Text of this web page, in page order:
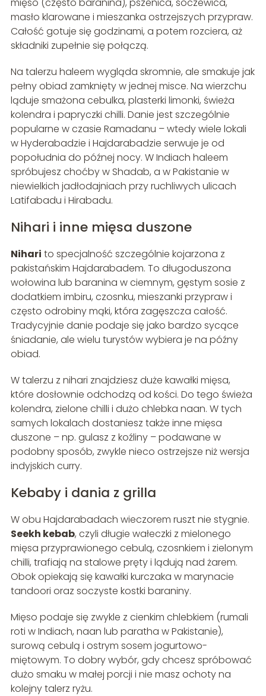
masło klarowane i mieszanka ostrzejszych przypraw.
Całość gotuje się godzinami, a potem rozciera, aż
składniki zupełnie się połączą.
Na talerzu haleem wygląda skromnie, ale smakuje jak
pełny obiad zamknięty w jednej misce. Na wierzchu
ląduje smażona cebulka, plasterki limonki, świeża
kolendra i papryczki chilli. Danie jest szczególnie
popularne w czasie Ramadanu – wtedy wiele lokali
w Hyderabadzie i Hajdarabadzie serwuje je od
popołudnia do późnej nocy. W Indiach haleem
spróbujesz choćby w Shadab, a w Pakistanie w
niewielkich jadłodajniach przy ruchliwych ulicach
Latifabadu i Hirabadu.
Nihari i inne mięsa duszone
Nihari to specjalność szczególnie kojarzona z
pakistańskim Hajdarabadem. To długoduszona
wołowina lub baranina w ciemnym, gęstym sosie z
dodatkiem imbiru, czosnku, mieszanki przypraw i
często odrobiny mąki, która zagęszcza całość.
Tradycyjnie danie podaje się jako bardzo sycące
śniadanie, ale wielu turystów wybiera je na późny
obiad.
W talerzu z nihari znajdziesz duże kawałki mięsa,
które dosłownie odchodzą od kości. Do tego świeża
kolendra, zielone chilli i dużo chlebka naan. W tych
samych lokalach dostaniesz także inne mięsa
duszone – np. gulasz z koźliny – podawane w
podobny sposób, zwykle nieco ostrzejsze niż wersja
indyjskich curry.
Kebaby i dania z grilla
W obu Hajdarabadach wieczorem ruszt nie stygnie.
Seekh kebab, czyli długie wałeczki z mielonego
mięsa przyprawionego cebulą, czosnkiem i zielonym
chilli, trafiają na stalowe pręty i lądują nad żarem.
Obok opiekają się kawałki kurczaka w marynacie
tandoori oraz soczyste kostki baraniny.
Mięso podaje się zwykle z cienkim chlebkiem (rumali
roti w Indiach, naan lub paratha w Pakistanie),
surową cebulą i ostrym sosem jogurtowo-
miętowym. To dobry wybór, gdy chcesz spróbować
dużo smaku w małej porcji i nie masz ochoty na
kolejny talerz ryżu.